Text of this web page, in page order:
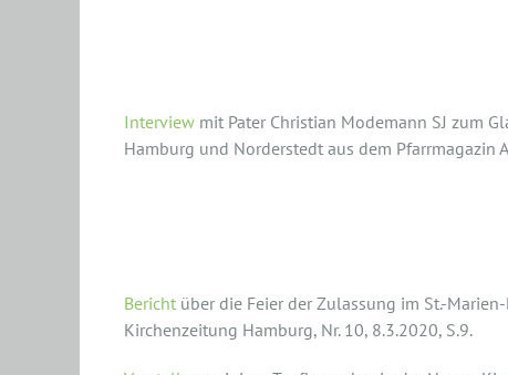
Interview mit Pater Christian Modemann SJ zum
Hamburg und Norderstedt aus dem Pfarrmagazin
Bericht über die Feier der Zulassung im St.-
Kirchenzeitung Hamburg, Nr. 10, 8.3.2020, S.9.